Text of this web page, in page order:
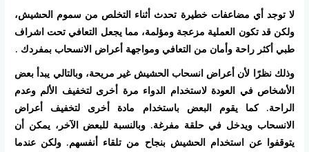
لا توجد أي مضاعفات خطيرة تحدث أثناء التخلص من سموم الحشيش،
ولكن قد تكون العملية مزعجة ومؤلمة، مما يجعل التعافي تحت اشراف
طبي أكثر راحة وأمان من التعافي ومواجهة أعراض الانسحاب بمفردك .
وذلك نظرًا لأن أعراض انسحاب الحشيش غير مريحة، وبالتالي يبدأ بعض
الأشخاص في العودة لاستخدام الدواء مرة أخرى لتخفيف الألم وعدم
الراحة. كما يقوم البعض باستخدام مادة أخرى لتخفيف أعراض
الانسحاب ويدخل في حلقة مفرغة. وبالنسبة للبعض الآخر، يمكن أن
يتوقفوا عن استخدام الحشيش بنجاح من تلقاء أنفسهم. ولكن عندما